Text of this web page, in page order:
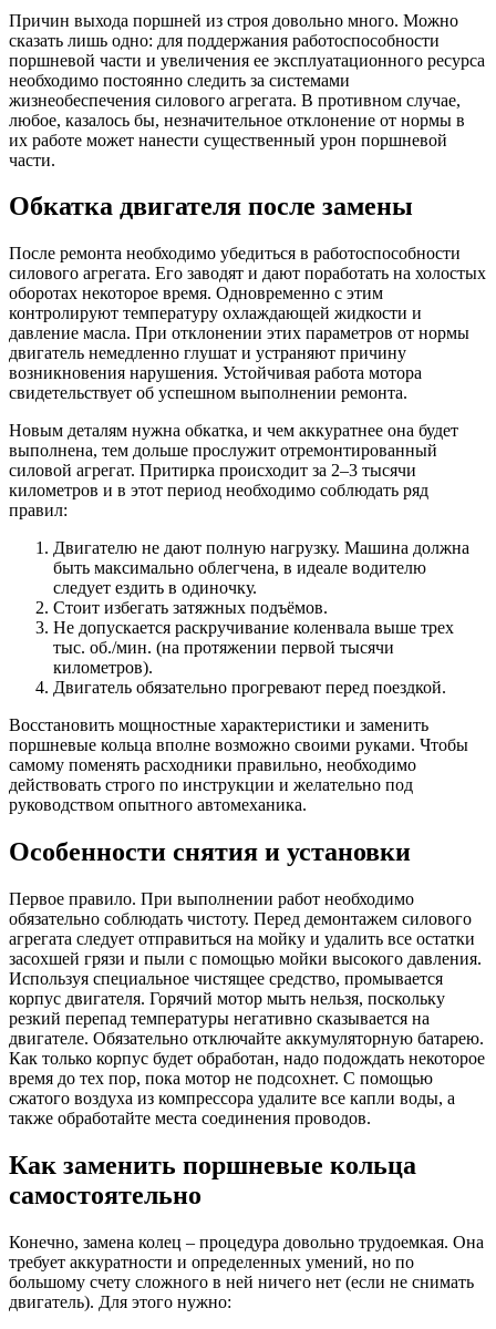
Причин выхода поршней из строя довольно много. Можно
сказать лишь одно: для поддержания работоспособности
поршневой части и увеличения ее эксплуатационного ресурса
необходимо постоянно следить за системами
жизнеобеспечения силового агрегата. В противном случае,
любое, казалось бы, незначительное отклонение от нормы в
их работе может нанести существенный урон поршневой
части.
Обкатка двигателя после замены
После ремонта необходимо убедиться в работоспособности
силового агрегата. Его заводят и дают поработать на холостых
оборотах некоторое время. Одновременно с этим
контролируют температуру охлаждающей жидкости и
давление масла. При отклонении этих параметров от нормы
двигатель немедленно глушат и устраняют причину
возникновения нарушения. Устойчивая работа мотора
свидетельствует об успешном выполнении ремонта.
Новым деталям нужна обкатка, и чем аккуратнее она будет
выполнена, тем дольше прослужит отремонтированный
силовой агрегат. Притирка происходит за 2–3 тысячи
километров и в этот период необходимо соблюдать ряд
правил:
Двигателю не дают полную нагрузку. Машина должна
быть максимально облегчена, в идеале водителю
следует ездить в одиночку.
Стоит избегать затяжных подъёмов.
Не допускается раскручивание коленвала выше трех
тыс. об./мин. (на протяжении первой тысячи
километров).
Двигатель обязательно прогревают перед поездкой.
Восстановить мощностные характеристики и заменить
поршневые кольца вполне возможно своими руками. Чтобы
самому поменять расходники правильно, необходимо
действовать строго по инструкции и желательно под
руководством опытного автомеханика.
Особенности снятия и установки
Первое правило. При выполнении работ необходимо
обязательно соблюдать чистоту. Перед демонтажем силового
агрегата следует отправиться на мойку и удалить все остатки
засохшей грязи и пыли с помощью мойки высокого давления.
Используя специальное чистящее средство, промывается
корпус двигателя. Горячий мотор мыть нельзя, поскольку
резкий перепад температуры негативно сказывается на
двигателе. Обязательно отключайте аккумуляторную батарею.
Как только корпус будет обработан, надо подождать некоторое
время до тех пор, пока мотор не подсохнет. С помощью
сжатого воздуха из компрессора удалите все капли воды, а
также обработайте места соединения проводов.
Как заменить поршневые кольца
самостоятельно
Конечно, замена колец – процедура довольно трудоемкая. Она
требует аккуратности и определенных умений, но по
большому счету сложного в ней ничего нет (если не снимать
двигатель). Для этого нужно: